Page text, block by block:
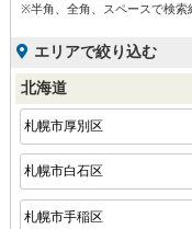
※半角、全角、スペースで検索
エリアで絞り込む
北海道
札幌市厚別区
札幌市白石区
札幌市手稲区